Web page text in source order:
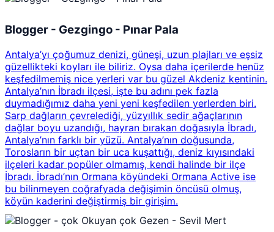
Blogger - Gezgingo - Pınar Pala
Antalya’yı çoğumuz denizi, güneşi, uzun plajları ve eşsiz
güzellikteki koyları ile biliriz. Oysa daha içerilerde henüz
keşfedilmemiş nice yerleri var bu güzel Akdeniz kentinin.
Antalya’nın İbradı ilçesi, işte bu adını pek fazla
duymadığımız daha yeni yeni keşfedilen yerlerden biri.
Sarp dağların çevrelediği, yüzyıllık sedir ağaçlarının
dağlar boyu uzandığı, hayran bırakan doğasıyla İbradı,
Antalya’nın farklı bir yüzü. Antalya’nın doğusunda,
Torosların bir uçtan bir uca kuşattığı, deniz kıyısındaki
ilçeleri kadar popüler olmamış, kendi halinde bir ilçe
İbradı. İbradı’nın Ormana köyündeki Ormana Active ise
bu bilinmeyen coğrafyada değişimin öncüsü olmuş,
köyün kaderini değiştirmiş bir girişim.